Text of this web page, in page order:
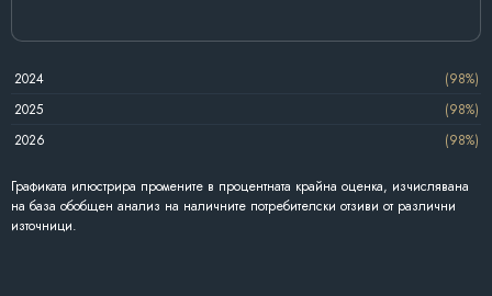
2024
(98%)
2025
(98%)
2026
(98%)
Графиката илюстрира промените в процентната крайна оценка, изчислявана
на база обобщен анализ на наличните потребителски отзиви от различни
източници.